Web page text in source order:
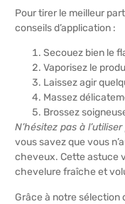
Pour tirer le meilleur
conseils d’application :
Secouez bien le
Vaporisez le
Laissez agir
Massez
Brossez
N’hésitez pas à
vous savez que vous
cheveux. Cette astuce
chevelure fraîche et
Grâce à notre sélection